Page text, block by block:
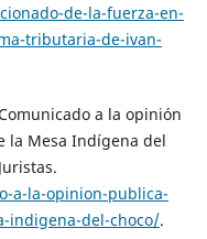
de-la-fuerza-en-
tributaria-de-ivan-
a la opinión
la Mesa Indígena del
a-la-opinion-publica-
indigena-del-choco/.